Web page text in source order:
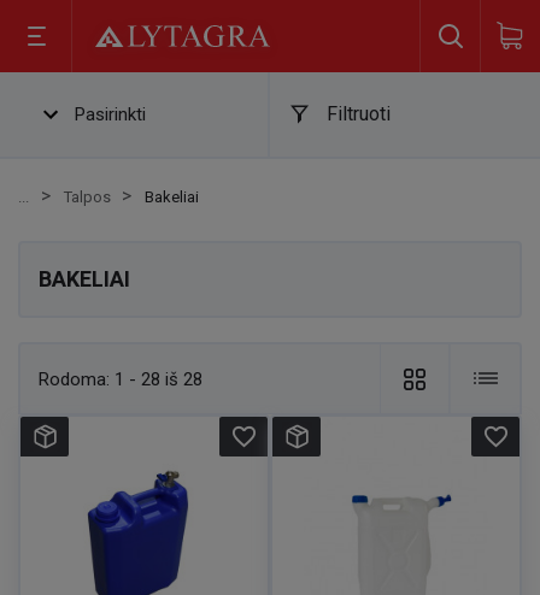
Pasirinkti Filtruoti
Talpos Bakeliai
BAKELIAI
Rodoma: 1 - 28 iš 28
favorite_border favorite_border